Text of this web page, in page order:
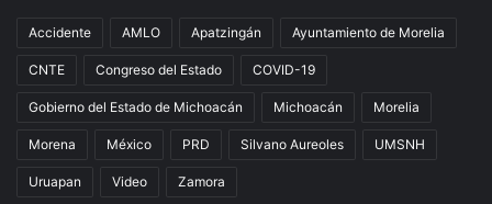
Accidente AMLO Apatzingán Ayuntamiento de Morelia
CNTE Congreso del Estado COVID-19
Gobierno del Estado de Michoacán Michoacán Morelia
Morena México PRD Silvano Aureoles UMSNH
Uruapan Video Zamora